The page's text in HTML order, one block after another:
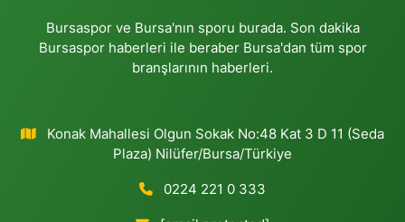
Bursaspor ve Bursa'nın sporu burada. Son dakika
Bursaspor haberleri ile beraber Bursa'dan tüm spor
branşlarının haberleri.
Konak Mahallesi Olgun Sokak No:48 Kat 3 D 11 (Seda
Plaza) Nilüfer/Bursa/Türkiye
0224 221 0 333